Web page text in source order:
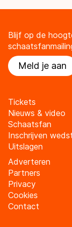
Blijf op de
Meld je aan
Tickets
Nieuws & video
Schaatsfan
Inschrijven
Uitslagen
Adverteren
Partners
Privacy
Cookies
Contact